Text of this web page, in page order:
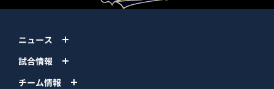
ニュース
試合情報
チーム情報